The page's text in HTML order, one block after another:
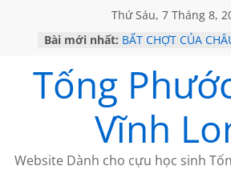
Thứ Sáu, 7 Tháng 8,
Bài mới nhất: BẤT CHỢT CỦA
VỀ BỨC THƯ PHÁP
GẶP Ở MỸ
HỌC SỬ HỒI XƯA
MỘT ĐỜI ĐI QUA
SÁCH
Tống
Vĩnh
Website Dành cho cựu học sinh